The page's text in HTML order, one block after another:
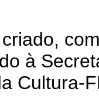
à
Cultura-